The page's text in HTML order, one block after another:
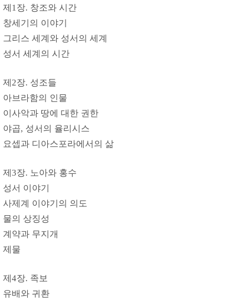
제1장. 창조와 시간
창세기의 이야기
그리스 세계와 성서의 세계
성서 세계의 시간
제2장. 성조들
아브라함의 인물
이사악과 땅에 대한 권한
야곱, 성서의 율리시스
요셉과 디아스포라에서의 삶
제3장. 노아와 홍수
성서 이야기
사제계 이야기의 의도
물의 상징성
계약과 무지개
제물
제4장. 족보
유배와 귀환